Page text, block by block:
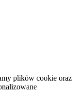
plików cookie oraz